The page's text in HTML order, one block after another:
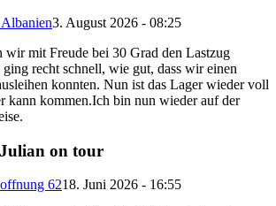
3. August 2026 - 08:25
wir mit Freude bei 30 Grad den Lastzug
ging recht schnell, wie gut, dass wir einen
konnten. Nun ist das Lager wieder voll
kann kommen.Ich bin nun wieder auf der
on tour
6218. Juni 2026 - 16:55